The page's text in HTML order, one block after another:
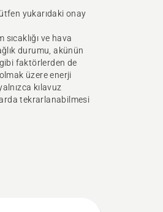
yukarıdaki onay
ve hava
durumu, akünün
gibi faktörlerden de
üzere enerji
kılavuz
tekrarlanabilmesi